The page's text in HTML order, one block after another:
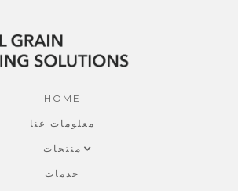
HOME
معلومات عنا
منتجات
خدمات